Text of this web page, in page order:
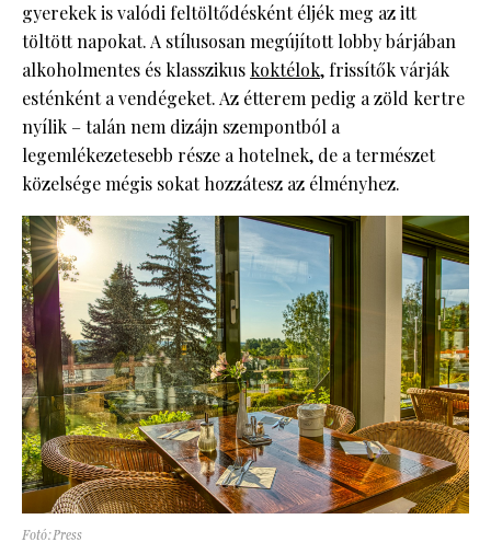
gyerekek is valódi feltöltődésként éljék meg az itt
töltött napokat. A stílusosan megújított lobby bárjában
alkoholmentes és klasszikus koktélok, frissítők várják
esténként a vendégeket. Az étterem pedig a zöld kertre
nyílik – talán nem dizájn szempontból a
legemlékezetesebb része a hotelnek, de a természet
közelsége mégis sokat hozzátesz az élményhez.
Fotó:Press